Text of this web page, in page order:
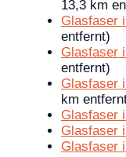
13,3 km
Glasfaser
entfernt)
Glasfaser
entfernt)
Glasfaser
km
Glasfaser
Glasfaser
Glasfaser